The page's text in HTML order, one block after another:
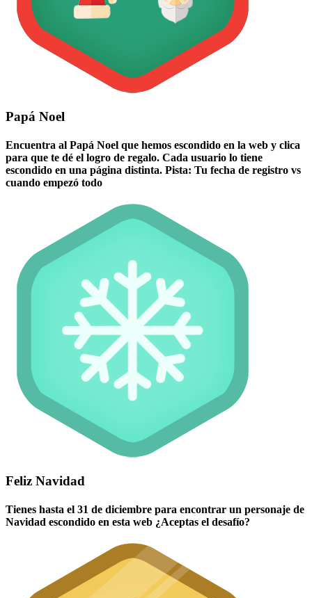
Papá Noel
Encuentra al Papá Noel que hemos escondido en la web y clica
para que te dé el logro de regalo. Cada usuario lo tiene
escondido en una página distinta. Pista: Tu fecha de registro vs
cuando empezó todo
Feliz Navidad
Tienes hasta el 31 de diciembre para encontrar un personaje de
Navidad escondido en esta web ¿Aceptas el desafío?